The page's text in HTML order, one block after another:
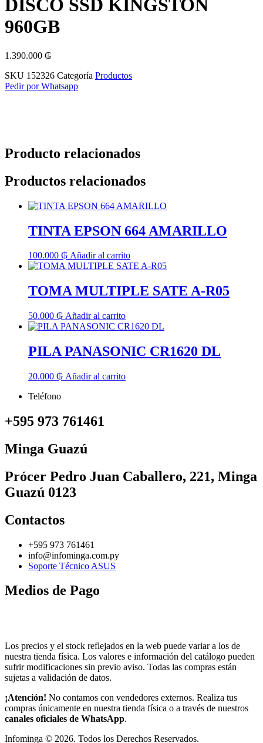
DISCO SSD KINGSTON
960GB
1.390.000 ₲
SKU 152326 Categoría Productos
Pedir por Whatsapp
Producto relacionados
Productos relacionados
TINTA EPSON 664 AMARILLO
100.000 ₲ Añadir al carrito
TOMA MULTIPLE SATE A-R05
50.000 ₲ Añadir al carrito
PILA PANASONIC CR1620 DL
20.000 ₲ Añadir al carrito
Teléfono
+595 973 761461
Minga Guazú
Prócer Pedro Juan Caballero, 221, Minga
Guazú 0123
Contactos
+595 973 761461
info@infominga.com.py
Soporte Técnico ASUS
Medios de Pago
Los precios y el stock reflejados en la web puede variar a los de
nuestra tienda física. Los valores e información del catálogo pueden
sufrir modificaciones sin previo aviso. Todas las compras están
sujetas a validación de datos.
¡Atención! No contamos con vendedores externos. Realiza tus
compras únicamente en nuestra tienda física o a través de nuestros
canales oficiales de WhatsApp.
Infominga © 2026. Todos los Derechos Reservados.